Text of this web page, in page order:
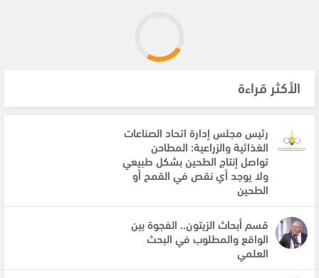
الأكثر قراءة
رئيس مجلس إدارة اتحاد الصناعات
الغذائية والزراعية: المطاحن
تواصل إنتاج الطحين بشكل طبيعي
ولا يوجد أي نقص في القمح أو
الطحين
قسم أبحاث الزيتون.. الفجوة بين
الواقع والمطلوب في البحث
العلمي